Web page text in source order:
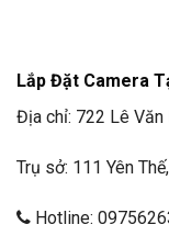
Lắp Đặt Camera
Địa chỉ: 722 Lê Văn
Trụ sở: 111 Yên
Hotline: